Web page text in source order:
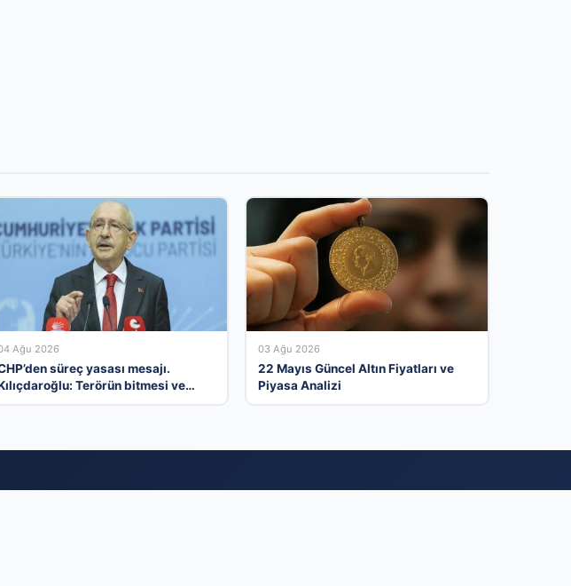
Ağu 2026
süreç yasası mesajı.
Terörün bitmesi ve
03 Ağu 2026
22 Mayıs Güncel Altın Fiyatları ve
Piyasa Analizi